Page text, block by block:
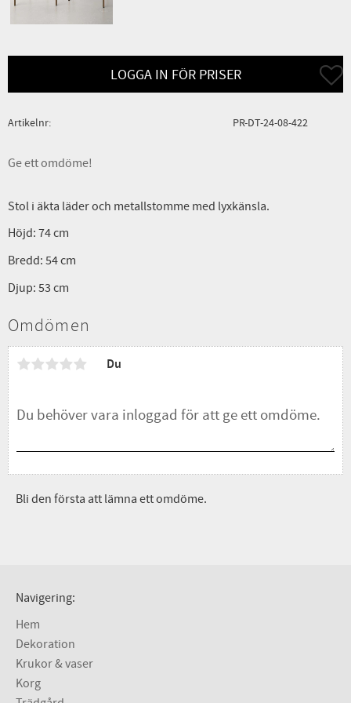
LOGGA IN FÖR PRISER Lägg
Artikelnr PR-DT-24-08-422
Ge ett omdöme!
Stol i äkta läder och metallstomme med lyxkänsla.
Höjd: 74 cm
Bredd: 54 cm
Djup: 53 cm
Omdömen
Du
Bli den första att lämna ett omdöme.
Navigering:
Hem
Dekoration
Krukor & vaser
Korg